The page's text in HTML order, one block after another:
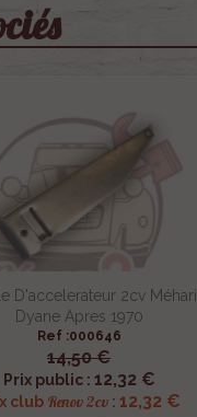
D'accelerateur 2cv Méhari
Dyane Apres 1970
Ref :000646
14,50 €
Prix public : 12,32 €
club Renov 2cv: 12,32 €
 Aperçu rapide